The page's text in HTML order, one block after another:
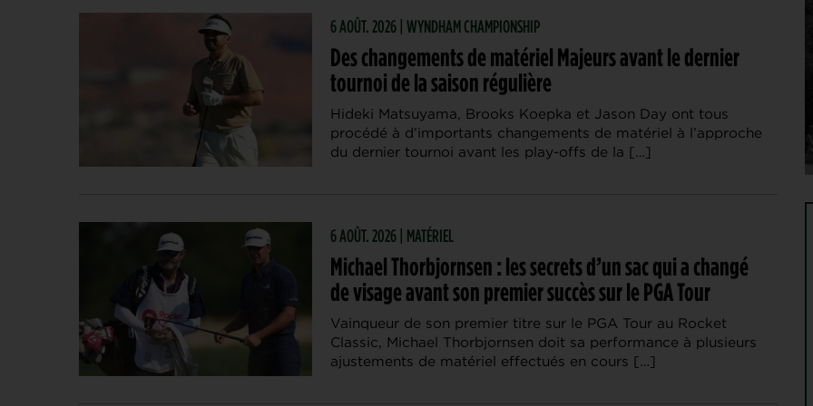
6 AOÛT. 2026 | WYNDHAM CHAMPIONSHIP
Des changements de matériel Majeurs avant le dernier
tournoi de la saison régulière
Hideki Matsuyama, Brooks Koepka et Jason Day ont tous
procédé à d’importants changements de matériel à l’approche
du dernier tournoi avant les play-offs de la […]
6 AOÛT. 2026 | MATÉRIEL
Michael Thorbjornsen : les secrets d’un sac qui a changé
de visage avant son premier succès sur le PGA Tour
Vainqueur de son premier titre sur le PGA Tour au Rocket
Classic, Michael Thorbjornsen doit sa performance à plusieurs
ajustements de matériel effectués en cours […]